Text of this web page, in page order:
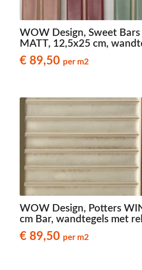
WOW Design, Sweet Bars
MATT, 12,5x25 cm,
reliëf
€ 89,50 per m2
WOW Design, Potters
cm Bar, wandtegels met
€ 89,50 per m2